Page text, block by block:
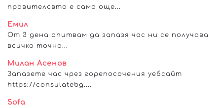
правителсвто е само още...
Емил
От 3 дена опитвам да запазя час ни се получава
всичко точно...
Милан Асенов
Запазете час чрез горепосочения уебсайт
https://consulatebg....
Sofa